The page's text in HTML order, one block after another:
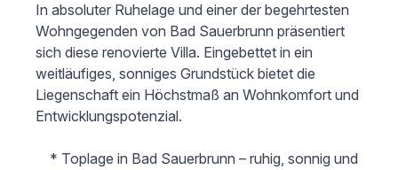
In absoluter Ruhelage und einer der begehrtesten
Wohngegenden von Bad Sauerbrunn präsentiert
sich diese renovierte Villa. Eingebettet in ein
weitläufiges, sonniges Grundstück bietet die
Liegenschaft ein Höchstmaß an Wohnkomfort und
Entwicklungspotenzial.